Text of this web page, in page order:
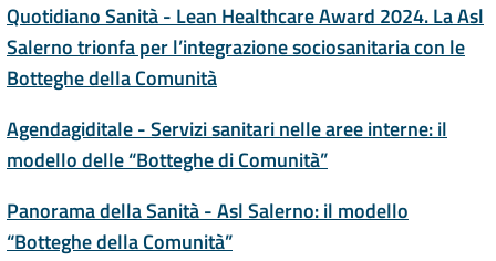
Quotidiano Sanità - Lean Healthcare Award 2024. La Asl
Salerno trionfa per l’integrazione sociosanitaria con le
Botteghe della Comunità
Agendagiditale - Servizi sanitari nelle aree interne: il
modello delle “Botteghe di Comunità”
Panorama della Sanità - Asl Salerno: il modello
“Botteghe della Comunità”